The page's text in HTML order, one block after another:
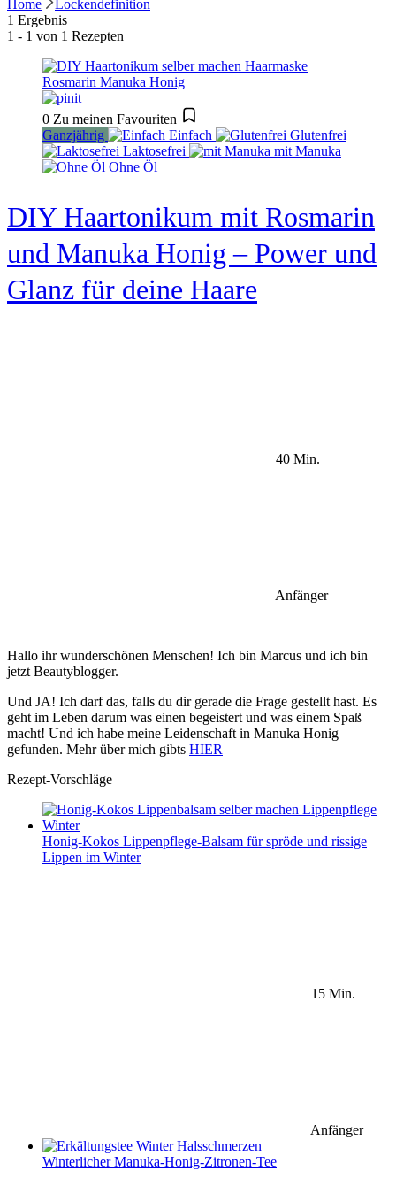
Home
Lockendefinition
1 Ergebnis
1 - 1 von 1 Rezepten
0 Zu meinen Favouriten
Ganzjährig
Einfach
Glutenfrei
Laktosefrei
mit Manuka
Ohne Öl
DIY Haartonikum mit Rosmarin
und Manuka Honig – Power und
Glanz für deine Haare
40 Min.
Anfänger
Hallo ihr wunderschönen Menschen! Ich bin Marcus und ich bin
jetzt Beautyblogger.
Und JA! Ich darf das, falls du dir gerade die Frage gestellt hast. Es
geht im Leben darum was einen begeistert und was einem Spaß
macht! Und ich habe meine Leidenschaft in Manuka Honig
gefunden. Mehr über mich gibts HIER
Rezept-Vorschläge
Honig-Kokos Lippenpflege-Balsam für spröde und rissige
Lippen im Winter
15 Min.
Anfänger
Winterlicher Manuka-Honig-Zitronen-Tee